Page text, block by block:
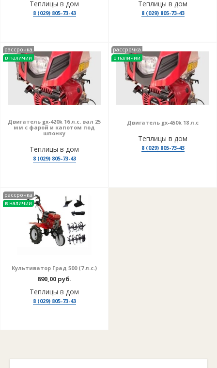
Теплицы в дом
8 (029) 805-73-43
Теплицы в дом
8 (029) 805-73-43
рассрочка
в наличии
Двигатель gx-420k 16 л.с. вал 25
мм с фарой и капотом под
шпонку
Теплицы в дом
8 (029) 805-73-43
рассрочка
в наличии
Двигатель gx-450k 18 л.с
Теплицы в дом
8 (029) 805-73-43
рассрочка
в наличии
Культиватор Град 500 (7 л.с.)
890,00 руб.
Теплицы в дом
8 (029) 805-73-43